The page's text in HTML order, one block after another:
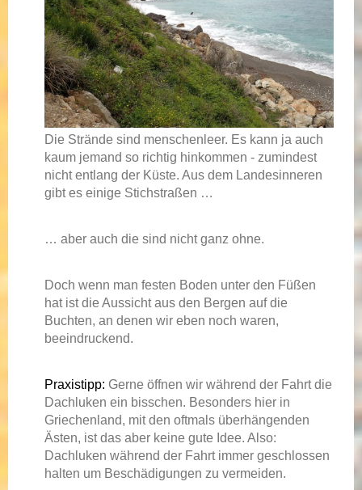
Die Strände sind menschenleer. Es kann ja auch
kaum jemand so richtig hinkommen - zumindest
nicht entlang der Küste. Aus dem Landesinneren
gibt es einige Stichstraßen …
… aber auch die sind nicht ganz ohne.
Doch wenn man festen Boden unter den Füßen
hat ist die Aussicht aus den Bergen auf die
Buchten, an denen wir eben noch waren,
beeindruckend.
Praxistipp: Gerne öffnen wir während der Fahrt die
Dachluken ein bisschen. Besonders hier in
Griechenland, mit den oftmals überhängenden
Ästen, ist das aber keine gute Idee. Also:
Dachluken während der Fahrt immer geschlossen
halten um Beschädigungen zu vermeiden.